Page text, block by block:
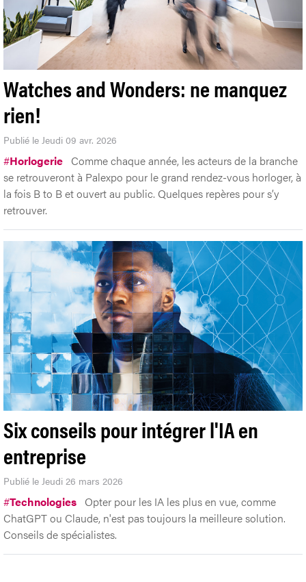
Watches and Wonders: ne manquez
rien!
Publié le Jeudi 09 avr. 2026
#Horlogerie Comme chaque année, les acteurs de la branche
se retrouveront à Palexpo pour le grand rendez-vous horloger, à
la fois B to B et ouvert au public. Quelques repères pour s’y
retrouver.
Six conseils pour intégrer l'IA en
entreprise
Publié le Jeudi 26 mars 2026
#Technologies Opter pour les IA les plus en vue, comme
ChatGPT ou Claude, n'est pas toujours la meilleure solution.
Conseils de spécialistes.